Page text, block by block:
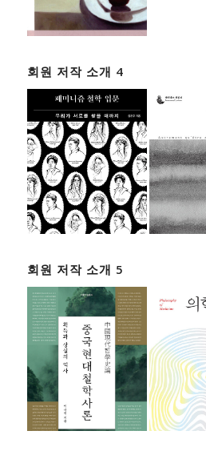
회원 저작 소개 4
회원 저작 소개 5